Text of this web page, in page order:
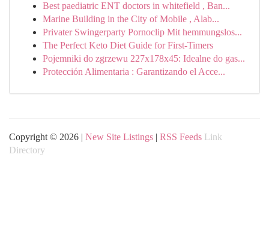
Best paediatric ENT doctors in whitefield , Ban...
Marine Building in the City of Mobile , Alab...
Privater Swingerparty Pornoclip Mit hemmungslos...
The Perfect Keto Diet Guide for First-Timers
Pojemniki do zgrzewu 227x178x45: Idealne do gas...
Protección Alimentaria : Garantizando el Acce...
Copyright © 2026 | New Site Listings | RSS Feeds Link
Directory